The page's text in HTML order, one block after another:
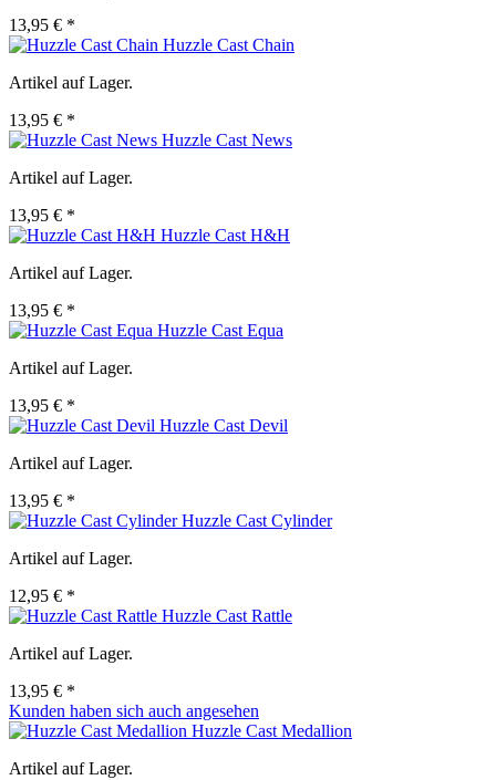
13,95 € *
Huzzle Cast Chain
Artikel auf Lager.
13,95 € *
Huzzle Cast News
Artikel auf Lager.
13,95 € *
Huzzle Cast H&H
Artikel auf Lager.
13,95 € *
Huzzle Cast Equa
Artikel auf Lager.
13,95 € *
Huzzle Cast Devil
Artikel auf Lager.
13,95 € *
Huzzle Cast Cylinder
Artikel auf Lager.
12,95 € *
Huzzle Cast Rattle
Artikel auf Lager.
13,95 € *
Kunden haben sich auch angesehen
Huzzle Cast Medallion
Artikel auf Lager.